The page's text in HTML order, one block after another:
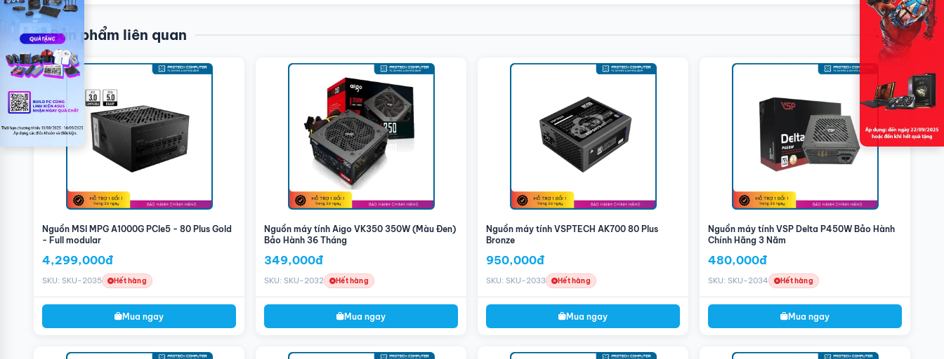
Nguồn Corsair AX1600i 1600W (80 Plus Titanium/ Full Modular/Màu Đen)
hiệu suất cực cao.
Sản phẩm liên quan
Nguồn MSI MPG A1000G PCIe5 - 80 Plus Gold
- Full modular
4,299,000đ
SKU: SKU-2035 Hết hàng
Mua ngay
Nguồn máy tính Aigo VK350 350W (Màu Đen)
Bảo Hành 36 Tháng
349,000đ
SKU: SKU-2032 Hết hàng
Mua ngay
Nguồn máy tính VSPTECH AK700 80 Plus
Bronze
950,000đ
SKU: SKU-2033 Hết hàng
Mua ngay
Nguồn máy tính VSP Delta P450W Bảo Hành
Chính Hãng 3 Năm
480,000đ
SKU: SKU-2034 Hết hàng
Mua ngay